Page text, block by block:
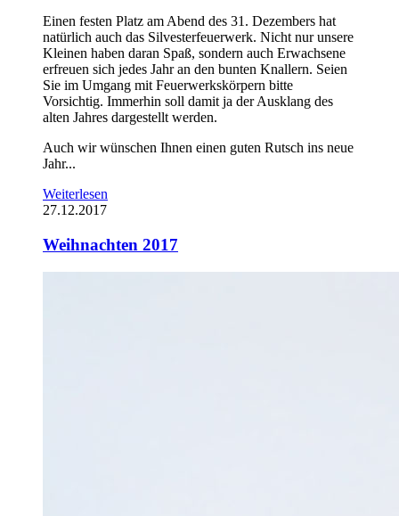
Einen festen Platz am Abend des 31. Dezembers hat
natürlich auch das Silvesterfeuerwerk. Nicht nur unsere
Kleinen haben daran Spaß, sondern auch Erwachsene
erfreuen sich jedes Jahr an den bunten Knallern. Seien
Sie im Umgang mit Feuerwerkskörpern bitte
Vorsichtig. Immerhin soll damit ja der Ausklang des
alten Jahres dargestellt werden.
Auch wir wünschen Ihnen einen guten Rutsch ins neue
Jahr...
Weiterlesen
27.12.2017
Weihnachten 2017